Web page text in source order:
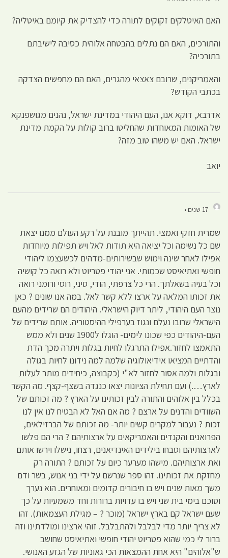
האם האיטלקים זקוקים לתורה כדי להצדיק את קיומם באיטליה?
והתורכים, האם הם נתלים בהבטחה אלוהית כסיבה לישיבתם
בתורכיה?
והאמריקנים, שרובם צאצאי מהגרים, האם הם מחפשים הצדקה
בכתבי הקודש?
אדרבא, דוקא אנו, העם היהודי במדינת ישראל, נהנים מגושפנקא
של האומות המאוחדות שהחליטו ברוב קולות על הקמת מדינת
ישראל. האם יש משהו טוב מזה?
יואב
17 שנים •
שמרית חזקי ואמצי. תהייתך מובנת על רקע העולם ממנו יצאת
שם כל נשימה וכל יציאה היא תודות לאל ויש תפילות מיוחדות
אפילו לאחר שינה וימוש שבשירותים-מדהים לכשעצמו ליהודי
חופשי ואתיאיסט שכמותי. אני יהודי פטריוט ולא רואה כל קושיה
וכל בעיה בשאלתך. הרי כל צרפתי, הודי, סיני, רוסי ורומני רואה
את זכותו המלאה על ארצו ללא קשר לאל. במה אנו שונים ? כאן
נוצר העם היהודי, ליתר דיוק הישראלי. היהודים הם שרידים מהעם
הישראלי שרובו נעלם ונגוז בערפילי ההיסטוריה. אותם שרידים של
העם-היהודים כפי שכונו לימים- הוגלו ל1900 שנים ולא ממש
התאמצו לחזור.אפילו התרגלו לחיות בגלות ויתרה מכך הדת
והדתיים המציאו אידיאולוגיה שלמה למה נידונו לחיות בגולה
ובגלות ולמה אסור לחזור לא"י (כקבוצה, כיחידים מותר לעלות
לארץ….) ועם תחילת הציונות יצאו כנגדה בשצף-קצף. מה הקשר
בכלל בין אלוהים והתורה לבין זכותינו על הארץ ? מה זכותם של
השוודים והדנים על ארצם ? מה אם האל לא הבטיח לנו אין לנו
זכות ? נעבור למקרים קשים יותר- מה זכותם של הברזילאים,
הפרואנים והקנדים והאמריקאים על ארצותיהם ? הרי הם פלשו
לארצותיהם וטבחו בילידים האינדיאנים, רצחו, נישלו וירשו אותם
ואת ארצותיהם. מישהו מערער כיום על זכותם ? התורה רק
מחזקת את זכותינו. זהו ספר שנרשם על ידי בני אנוש, בשר ודם
משך מאות שנים ויש בו חיבורים קדומים ומאוחרים. הוא נערך
וסוכם בימי בית שני ויש בו עדויות ברורות וחד משמעיות על כך
שעם ישראל קם בארץ ישראל (מוכר ? – מגילת העצמאות). זהו
לא צריך יותר מדי לבלבל ולהתבלבל. זוהי ארצינו ומולדתינו וזה
ברור לי כמי שהוא פטריוט יהודי חופשי ואתיאיסט שחושב
ש"אלוהים" היא אחת ההמצאות הכי גאוניות של הגזע האנושי.